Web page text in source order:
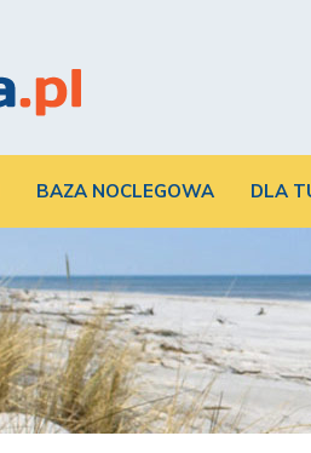
BAZA NOCLEGOWA DLA